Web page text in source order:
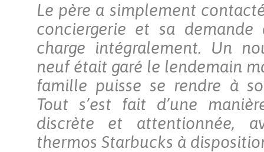
Le père a simplement
conciergerie et sa
charge intégralement. Un
neuf était garé le lendemain
famille puisse se rendre à
Tout s’est fait d’une
discrète et attentionnée,
thermos Starbucks à